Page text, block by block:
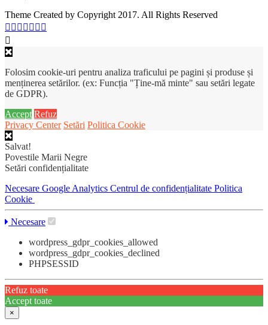
Theme Created by Copyright 2017. All Rights Reserved
Folosim cookie-uri pentru analiza traficului pe pagini și produse și
menținerea setărilor. (ex: Funcția "Ține-mă minte" sau setări legate
de GDPR).
Accept Refuz
Privacy Center Setări Politica Cookie
Salvat!
Povestile Marii Negre
Setări confidențialitate
Necesare Google Analytics Centrul de confidențialitate Politica
Cookie
Necesare
wordpress_gdpr_cookies_allowed
wordpress_gdpr_cookies_declined
PHPSESSID
Refuz toate
Accept toate
×